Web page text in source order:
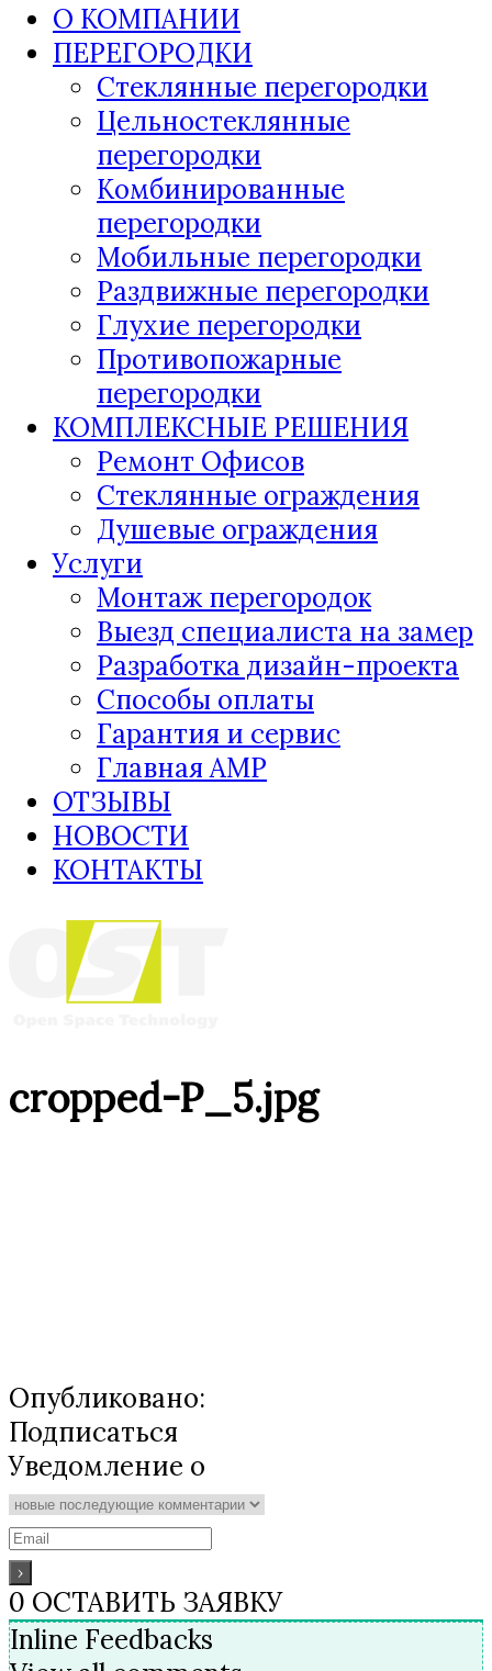
О КОМПАНИИ
ПЕРЕГОРОДКИ
Стеклянные перегородки
Цельностеклянные
перегородки
Комбинированные
перегородки
Мобильные перегородки
Раздвижные перегородки
Глухие перегородки
Противопожарные
перегородки
КОМПЛЕКСНЫЕ РЕШЕНИЯ
Ремонт Офисов
Стеклянные ограждения
Душевые ограждения
Услуги
Монтаж перегородок
Выезд специалиста на замер
Разработка дизайн-проекта
Способы оплаты
Гарантия и сервис
Главная AMP
ОТЗЫВЫ
НОВОСТИ
КОНТАКТЫ
cropped-P_5.jpg
Опубликовано:
Подписаться
Уведомление о
0 ОСТАВИТЬ ЗАЯВКУ
Inline Feedbacks